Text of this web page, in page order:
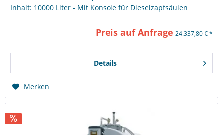
Inhalt: 10000 Liter - Mit Konsole für Dieselzapfsäulen
Preis auf Anfrage 24.337,80 € *
Details
Merken